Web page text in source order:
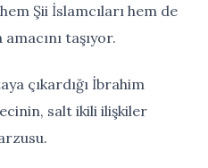
Şii İslamcıları hem de
taşıyor.
çıkardığı İbrahim
salt ikili ilişkiler